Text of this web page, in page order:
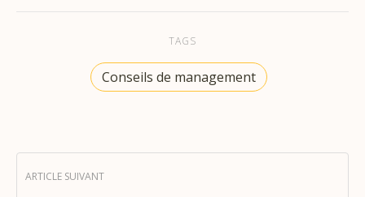
TAGS
Conseils de management